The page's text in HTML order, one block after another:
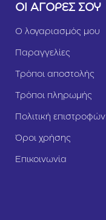
ΟΙ ΑΓΟΡΕΣ ΣΟΥ
Ο λογαριασμός μου
Παραγγελίες
Τρόποι αποστολής
Τρόποι πληρωμής
Πολιτική επιστροφών
Όροι χρήσης
Επικοινωνία